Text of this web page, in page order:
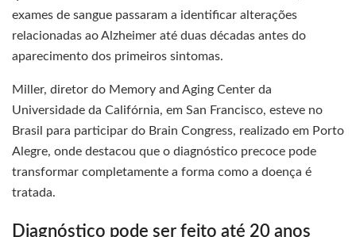
exames de sangue passaram a identificar alterações
relacionadas ao Alzheimer até duas décadas antes do
aparecimento dos primeiros sintomas.
Miller, diretor do Memory and Aging Center da
Universidade da Califórnia, em San Francisco, esteve no
Brasil para participar do Brain Congress, realizado em Porto
Alegre, onde destacou que o diagnóstico precoce pode
transformar completamente a forma como a doença é
tratada.
Diagnóstico pode ser feito até 20 anos